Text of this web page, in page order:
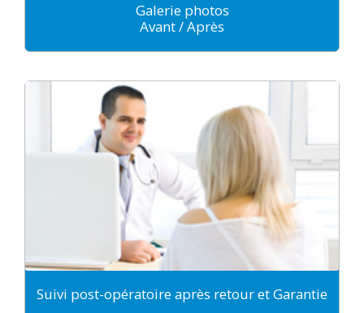
Galerie photos
Avant / Après
Suivi post-opératoire après retour et Garantie